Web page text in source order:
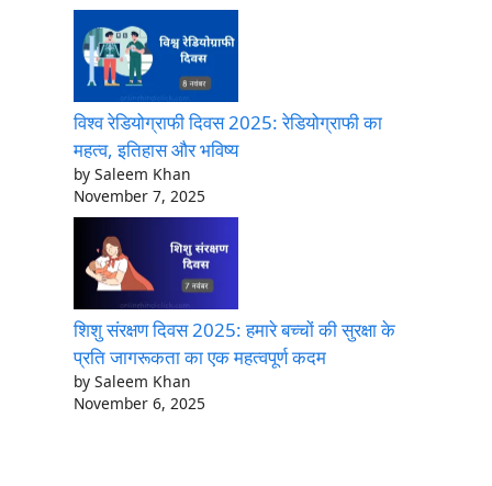
विश्व रेडियोग्राफी दिवस 2025: रेडियोग्राफी का
महत्व, इतिहास और भविष्य
by Saleem Khan
November 7, 2025
शिशु संरक्षण दिवस 2025: हमारे बच्चों की सुरक्षा के
प्रति जागरूकता का एक महत्वपूर्ण कदम
by Saleem Khan
November 6, 2025